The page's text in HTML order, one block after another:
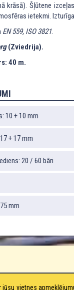
krāsā). Šļūtene
ietekmi.
EN 559, ISO 3821.
(Zviedrija).
40 m.
10 + 10 mm
+ 17 mm
20 / 60 bāri
mm
vietnes